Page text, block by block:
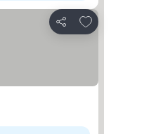
Sdílet
Přidat na